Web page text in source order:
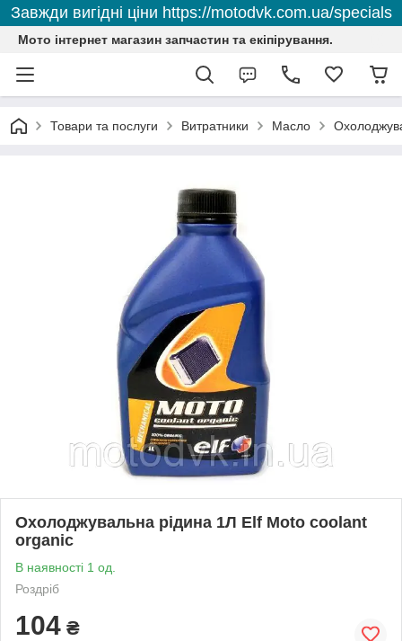
Завжди вигідні ціни https://motodvk.com.ua/specials
Мото інтернет магазин запчастин та екіпірування.
Товари та послуги Витратники Масло
Охолоджувальна рідина 1Л Elf Moto coolant
organic
В наявності 1 од.
Роздріб
104 ₴